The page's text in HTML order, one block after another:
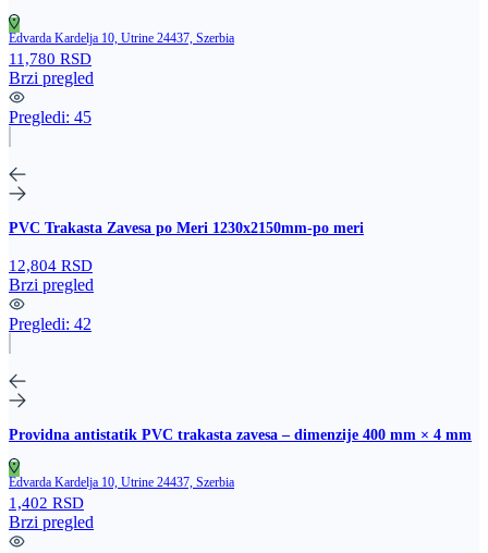
Edvarda Kardelja 10, Utrine 24437, Szerbia
11,780 RSD
Brzi pregled
Pregledi: 45
PVC Trakasta Zavesa po Meri 1230x2150mm-po meri
12,804 RSD
Brzi pregled
Pregledi: 42
Providna antistatik PVC trakasta zavesa – dimenzije 400 mm × 4 mm
Edvarda Kardelja 10, Utrine 24437, Szerbia
1,402 RSD
Brzi pregled